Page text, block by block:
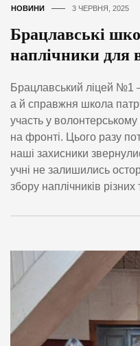
НОВИНИ 3 ЧЕРВНЯ, 2025
Брацлавські
наплічники для
Брацлавський ліцей №1
а й справжня школа
участь у волонтерському
на фронті. Цього разу
наші захисники
учні не залишились
збору наплічників різних